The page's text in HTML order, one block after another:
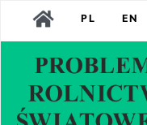
Main
Navigation
Content
Sidebar
PL EN